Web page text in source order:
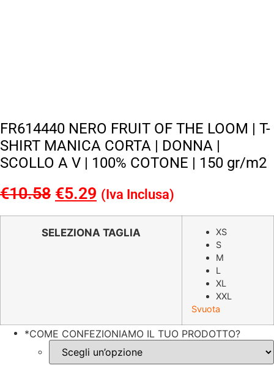
FR614440 NERO FRUIT OF THE LOOM | T-
SHIRT MANICA CORTA | DONNA |
SCOLLO A V | 100% COTONE | 150 gr/m2
€10.58 Il
prezzo
originale
€5.29 Il
prezzo
attuale
(Iva Inclusa)
SELEZIONA TAGLIA
XS
S
M
L
XL
XXL
Svuota
*COME CONFEZIONIAMO IL TUO PRODOTTO?